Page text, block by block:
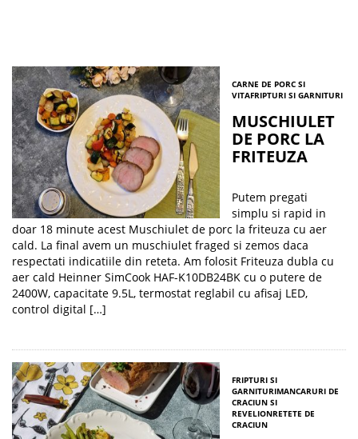
CARNE DE PORC SI
VITAFRIPTURI SI GARNITURI
MUSCHIULET
DE PORC LA
FRITEUZA
Putem pregati
simplu si rapid in
doar 18 minute acest Muschiulet de porc la friteuza cu aer
cald. La final avem un muschiulet fraged si zemos daca
respectati indicatiile din reteta. Am folosit Friteuza dubla cu
aer cald Heinner SimCook HAF-K10DB24BK cu o putere de
2400W, capacitate 9.5L, termostat reglabil cu afisaj LED,
control digital […]
FRIPTURI SI
GARNITURIMANCARURI DE
CRACIUN SI
REVELIONRETETE DE
CRACIUN